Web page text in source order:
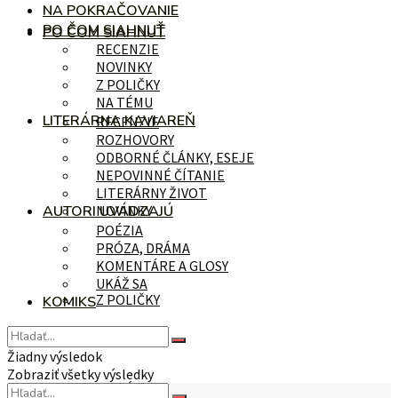
PO ČOM SIAHNUŤ
RECENZIE
NOVINKY
Z POLIČKY
NA TÉMU
NA POKRAČOVANIE
PO ČOM SIAHNUŤ
RECENZIE
NOVINKY
Z POLIČKY
NA TÉMU
LITERÁRNA KAVIAREŇ
ROZHOVORY
ODBORNÉ ČLÁNKY, ESEJE
NEPOVINNÉ ČÍTANIE
LITERÁRNY ŽIVOT
AUTORI UVÁDZAJÚ
POÉZIA
PRÓZA, DRÁMA
KOMENTÁRE A GLOSY
UKÁŽ SA
KOMIKS
Žiadny výsledok
Zobraziť všetky výsledky